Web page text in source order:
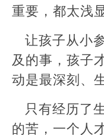
重要，都太浅
让孩子从小
及的事，孩子
动是最深刻、
只有经历了
的苦，一个人